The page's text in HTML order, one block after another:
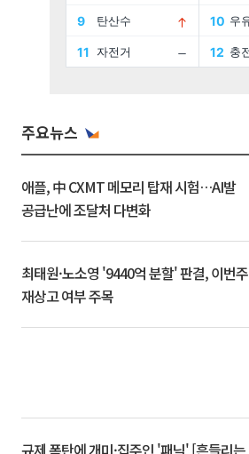
주요뉴스
애플, 中 CXMT 메모리 탑재 시험…AI발
공급난에 조달처 다변화
최태원·노소영 '9440억 분할' 판결, 이번주
재상고 여부 주목
규제 폭탄에 개미·집주인 '패닉' [흔들리는